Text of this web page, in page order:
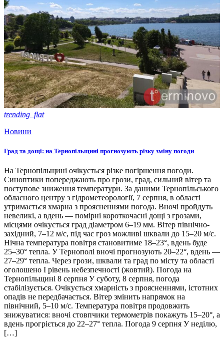
trending_flat
Новини
Град та дощі: на Тернопільщині прогнозують різку зміну погоди
На Тернопільщині очікується різке погіршення погоди.
Синоптики попереджають про грози, град, сильний вітер та
поступове зниження температури. За даними Тернопільського
обласного центру з гідрометеорології, 7 серпня, в області
утримається хмарна з проясненнями погода. Вночі пройдуть
невеликі, а вдень — помірні короткочасні дощі з грозами,
місцями очікується град діаметром 6–19 мм. Вітер північно-
західний, 7–12 м/с, під час гроз можливі шквали до 15–20 м/с.
Нічна температура повітря становитиме 18–23°, вдень буде
25–30° тепла. У Тернополі вночі прогнозують 20–22°, вдень —
27–29° тепла. Через грози, шквали та град по місту та області
оголошено І рівень небезпечності (жовтий). Погода на
Тернопільщині 8 серпня У суботу, 8 серпня, погода
стабілізується. Очікується хмарність з проясненнями, істотних
опадів не передбачається. Вітер змінить напрямок на
північний, 5–10 м/с. Температура повітря продовжить
знижуватися: вночі стовпчики термометрів покажуть 15–20°, а
вдень прогріється до 22–27° тепла. Погода 9 серпня У неділю,
[…]